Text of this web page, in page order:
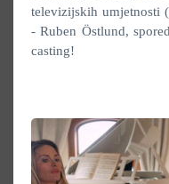
televizijskih umjetnosti
- Ruben Östlund,
casting!